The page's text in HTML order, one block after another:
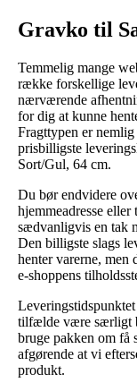
Gravko til
Temmelig mange
række forskellige
nærværende
for dig at kunne
Fragttypen er
prisbilligste
Sort/Gul, 64 cm.
Du bør endvidere
hjemmeadresse
sædvanligvis en tak
Den billigste slags
henter varerne, men
e-shoppens
tilfælde være særligt
bruge pakken om få
afgørende at vi
produkt.